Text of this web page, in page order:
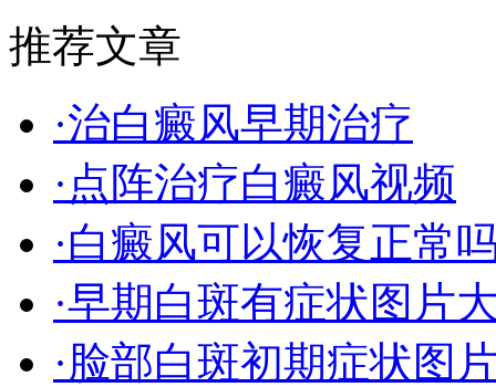
推荐文章
·治白癜风早期治疗
·点阵治疗白癜风视频
·白癜风可以恢复正常
·早期白斑有症状图片
·脸部白斑初期症状图